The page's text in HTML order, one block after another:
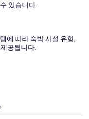
있습니다.
에 따라 숙박 시설 유형,
공됩니다.